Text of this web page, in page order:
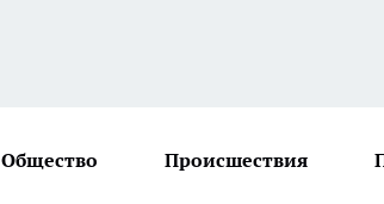
Общество Происшествия